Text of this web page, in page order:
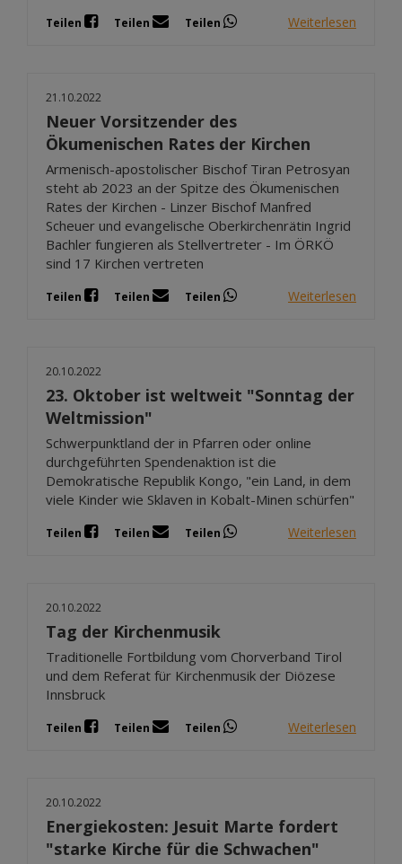
Teilen Teilen Teilen Weiterlesen
21.10.2022
Neuer Vorsitzender des
Ökumenischen Rates der Kirchen
Armenisch-apostolischer Bischof Tiran Petrosyan
steht ab 2023 an der Spitze des Ökumenischen
Rates der Kirchen - Linzer Bischof Manfred
Scheuer und evangelische Oberkirchenrätin Ingrid
Bachler fungieren als Stellvertreter - Im ÖRKÖ
sind 17 Kirchen vertreten
Teilen Teilen Teilen Weiterlesen
20.10.2022
23. Oktober ist weltweit "Sonntag der
Weltmission"
Schwerpunktland der in Pfarren oder online
durchgeführten Spendenaktion ist die
Demokratische Republik Kongo, "ein Land, in dem
viele Kinder wie Sklaven in Kobalt-Minen schürfen"
Teilen Teilen Teilen Weiterlesen
20.10.2022
Tag der Kirchenmusik
Traditionelle Fortbildung vom Chorverband Tirol
und dem Referat für Kirchenmusik der Diözese
Innsbruck
Teilen Teilen Teilen Weiterlesen
20.10.2022
Energiekosten: Jesuit Marte fordert
"starke Kirche für die Schwachen"